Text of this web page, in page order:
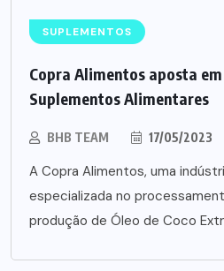
SUPLEMENTOS
Copra Alimentos aposta
Suplementos Alimentares
BHB TEAM 17/05/2023
A Copra Alimentos, uma
especializada no
produção de Óleo de Coco